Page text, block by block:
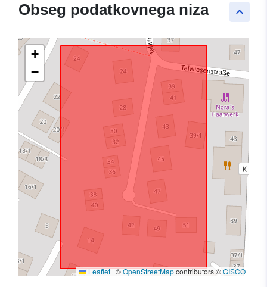
keyboard_arrow_up
Obseg podatkovnega niza
+
−
Leaflet|©OpenStreetMapcontributors ©GISCO